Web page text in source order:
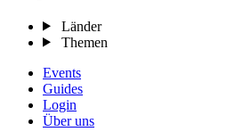
Länder
Themen
Events
Guides
Login
Über uns